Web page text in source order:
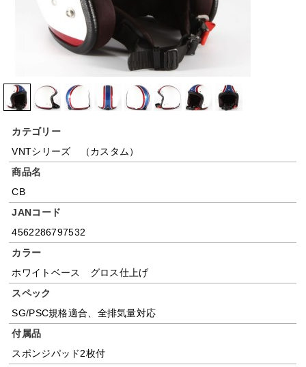
カテゴリー
VNTシリーズ （カスタム）
商品名
CB
JANコード
4562286797532
カラー
ホワイトベース グロス仕上げ
スペック
SG/PSC規格適合、全排気量対応
付属品
スポンジパッド2枚付